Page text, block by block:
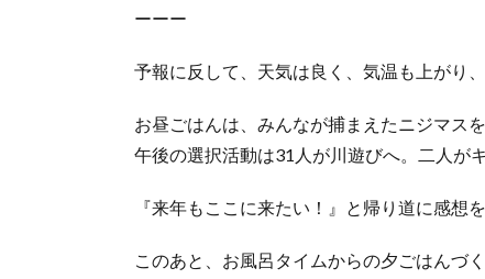
ーーー
予報に反して、天気は良く、気温も上がり
お昼ごはんは、みんなが捕まえたニジマス
午後の選択活動は31人が川遊びへ。二人が
『来年もここに来たい！』と帰り道に感想
このあと、お風呂タイムからの夕ごはんづく